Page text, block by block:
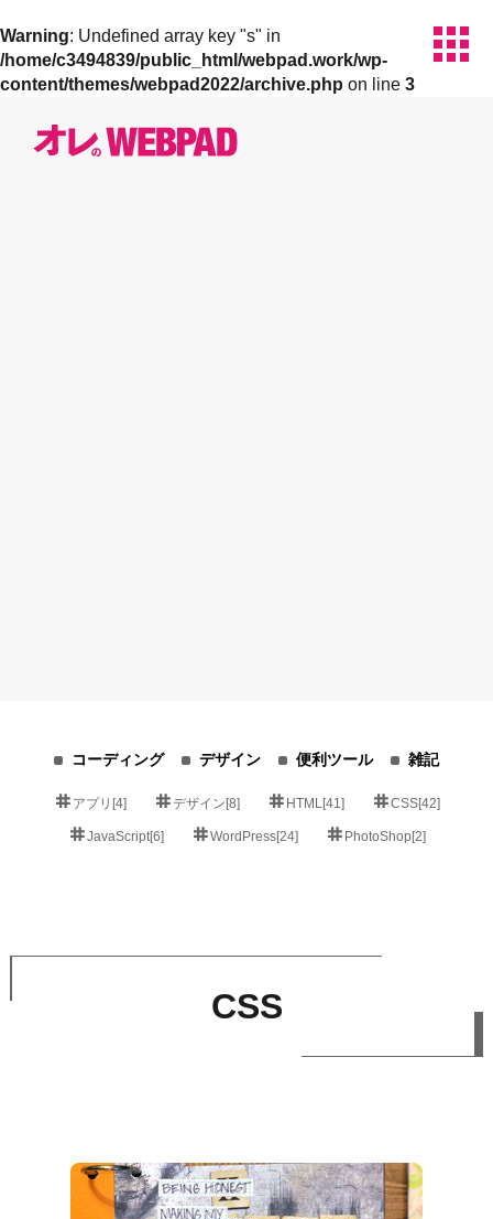
Warning: Undefined array key "s" in
/home/c3494839/public_html/webpad.work/wp-
content/themes/webpad2022/archive.php on line 3
apps
コーディング デザイン 便利ツール 雑記
アプリ[4] デザイン[8] HTML[41] CSS[42]
JavaScript[6] WordPress[24] PhotoShop[2]
CSS